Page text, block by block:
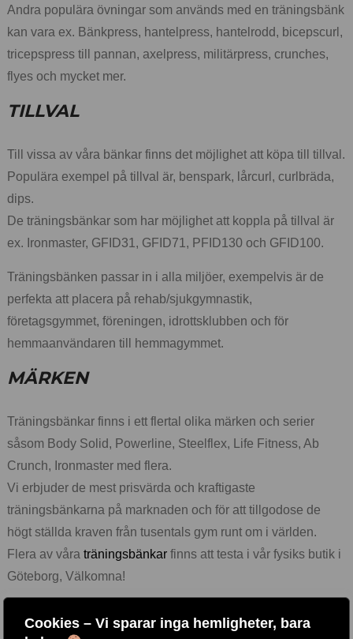
Cookies – Vi sparar inga hemligheter, bara
Andra populära övningar som används med en träningsbänk
kan vara ex. Bänkpress, hantelpress, hantelrodd, bicepscurl,
tricepspress till pannan, axelpress, militärpress, crunches,
flyes och mycket mer.
TILLVAL
Till vissa av våra bänkar finns det möjlighet att köpa till tillval.
Populära exempel på tillval är, benspark, lårcurl, curlbräda,
dips.
De träningsbänkar som har möjlighet att koppla på tillval är
ex. Ironmaster, GFID31, GFID71, PFID130 och GFID100.
Träningsbänken passar in i alla miljöer, exempelvis är de
perfekta att placera på rehab/sjukgymnastik,
företagsgymmet, föreningen, idrottsklubben och för
hemmaanvändaren till hemmagymmet.
MÄRKEN
Träningsbänkar finns i ett flertal olika märken och serier
såsom Body Solid, Powerline, Steelflex, Life Fitness, Ab
Crunch, Ironmaster med flera.
Vi erbjuder de mest prisvärda och kraftigaste
träningsbänkarna på marknaden och för att tillgodose de
högt ställda kraven från tusentals gym runt om i världen.
Flera av våra träningsbänkar finns att testa i vår fysiks butik i
Göteborg, Välkomna!